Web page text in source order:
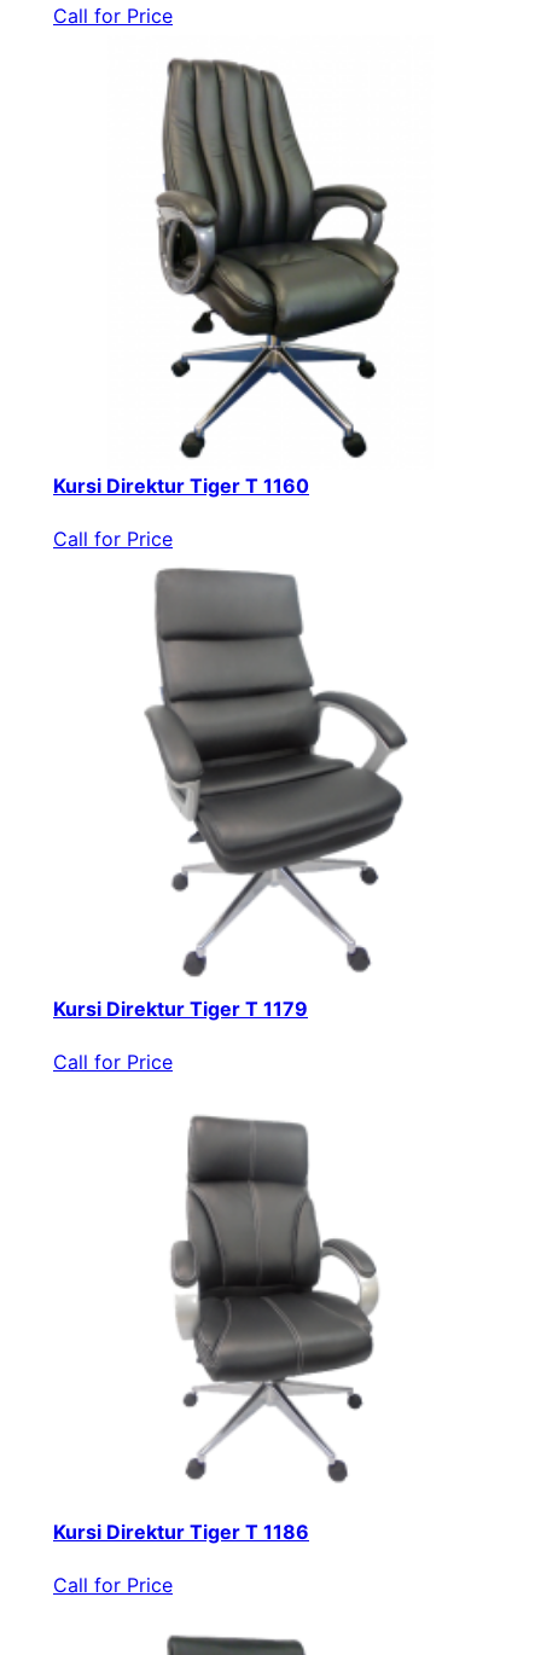
Call for Price
Kursi Direktur Tiger T 1160
Call for Price
Kursi Direktur Tiger T 1179
Call for Price
Kursi Direktur Tiger T 1186
Call for Price